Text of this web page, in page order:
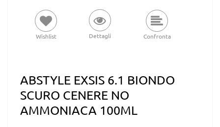
Wishlist Dettagli Confronta
ABSTYLE EXSIS 6.1 BIONDO
SCURO CENERE NO
AMMONIACA 100ML